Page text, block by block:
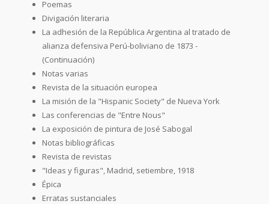
Poemas
Divigación literaria
La adhesión de la República Argentina al tratado de
alianza defensiva Perú-boliviano de 1873 -
(Continuación)
Notas varias
Revista de la situación europea
La misión de la "Hispanic Society" de Nueva York
Las conferencias de "Entre Nous"
La exposición de pintura de José Sabogal
Notas bibliográficas
Revista de revistas
"Ideas y figuras", Madrid, setiembre, 1918
Épica
Erratas sustanciales